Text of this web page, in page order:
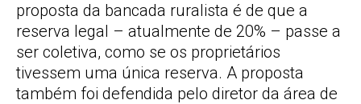
proposta da bancada ruralista é de que a
reserva legal – atualmente de 20% – passe a
ser coletiva, como se os proprietários
tivessem uma única reserva. A proposta
também foi defendida pelo diretor da área de